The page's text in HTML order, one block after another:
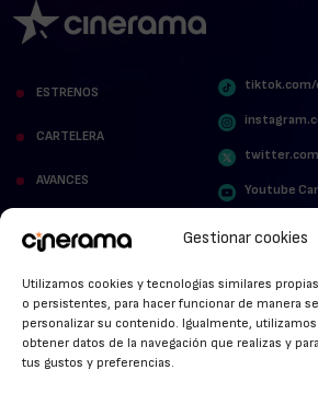
Gestionar cookies
Utilizamos cookies y tecnologías similares
o persistentes, para hacer funcionar de manera
personalizar su contenido. Igualmente,
obtener datos de la navegación que realizas y
tus gustos y preferencias.
ESTRENOS
CARTELERA
AVANCES
STREAMING NEWS
tiktok.com/
Youtube